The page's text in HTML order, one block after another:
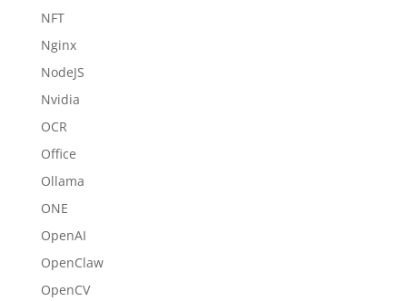
NFT
Nginx
NodeJS
Nvidia
OCR
Office
Ollama
ONE
OpenAI
OpenClaw
OpenCV